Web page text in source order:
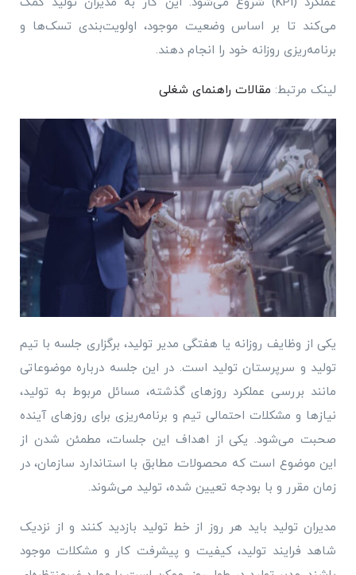
می‌کند تا بر اساس وضعیت موجود، اولویت‌بندی تسک‌ها و
برنامه‌ریزی روزانه خود را انجام دهند.
لینک مرتبط: مقالات راهنمای شغلی
یکی از وظایف روزانه یا هفتگی مدیر تولید، برگزاری جلسه با تیم
تولید و سرپرستان تولید است. در این جلسه درباره موضوعاتی
مانند بررسی عملکرد روزهای گذشته، مسائل مربوط به تولید،
نیازها و مشکلات احتمالی تیم و برنامه‌ریزی برای روزهای آینده
صحبت می‌شود. یکی از اهداف این جلسات، مطمئن شدن از
این موضوع است که محصولات مطابق با استاندارد سازمان، در
زمان مقرر و با بودجه تعیین شده، تولید می‌شوند.
مدیران تولید باید هر روز از خط تولید بازدید کنند و از نزدیک
شاهد فرایند تولید، کیفیت و پیشرفت کار و مشکلات موجود